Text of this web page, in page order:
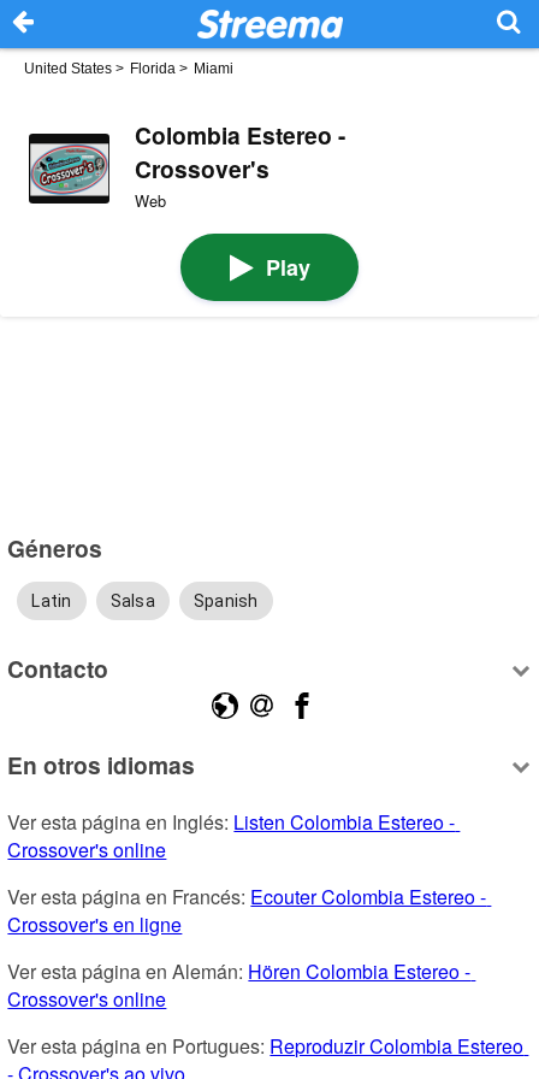
United States > Florida > Miami
Colombia Estereo -
Crossover's
Web
Play
Géneros
Latin Salsa Spanish
Contacto
En otros idiomas
Ver esta página en Inglés: Listen Colombia Estereo -
Crossover's online
Ver esta página en Francés: Ecouter Colombia Estereo -
Crossover's en ligne
Ver esta página en Alemán: Hören Colombia Estereo -
Crossover's online
Ver esta página en Portugues: Reproduzir Colombia Estereo
- Crossover's ao vivo